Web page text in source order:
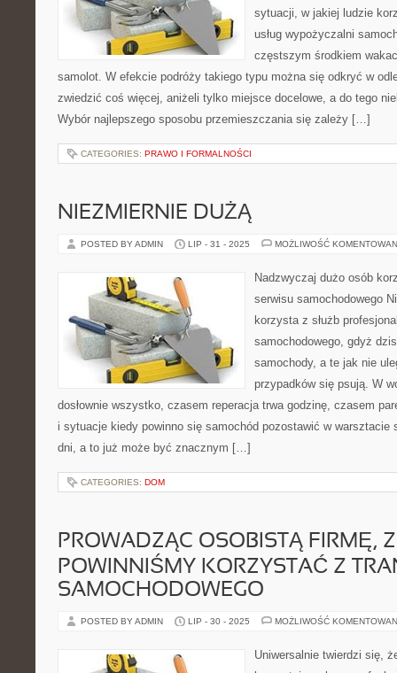
sytuacji, w jakiej ludzie
usług wypożyczalni
częstszym środkiem
samolot. W efekcie podróży takiego typu można się odkryć w
zwiedzić coś więcej, aniżeli tylko miejsce docelowe, a do tego
Wybór najlepszego sposobu przemieszczania się zależy […]
CATEGORIES: PRAWO I FORMALNOŚCI
NIEZMIERNIE DUŻĄ
POSTED BY ADMIN LIP - 31 - 2025 MOŻLIWOŚĆ
Nadzwyczaj dużo osób
serwisu samochodowego
korzysta z służb
samochodowego, gdyż
samochody, a te jak nie
przypadków się psują. W
dosłownie wszystko, czasem reperacja trwa godzinę, czasem
i sytuacje kiedy powinno się samochód pozostawić w warsztacie
dni, a to już może być znacznym […]
CATEGORIES: DOM
PROWADZĄC OSOBISTĄ FIRMĘ,
POWINNIŚMY KORZYSTAĆ Z
SAMOCHODOWEGO
POSTED BY ADMIN LIP - 30 - 2025 MOŻLIWOŚĆ
Uniwersalnie twierdzi się,